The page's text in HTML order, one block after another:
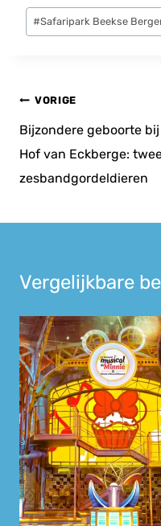
Bericht
tags:
#Safaripark Beekse
Bericht
navigatie
VORIGE
Bijzondere geboorte bij
Hof van Eckberge:
zesbandgordeldieren
Vergelijkbare